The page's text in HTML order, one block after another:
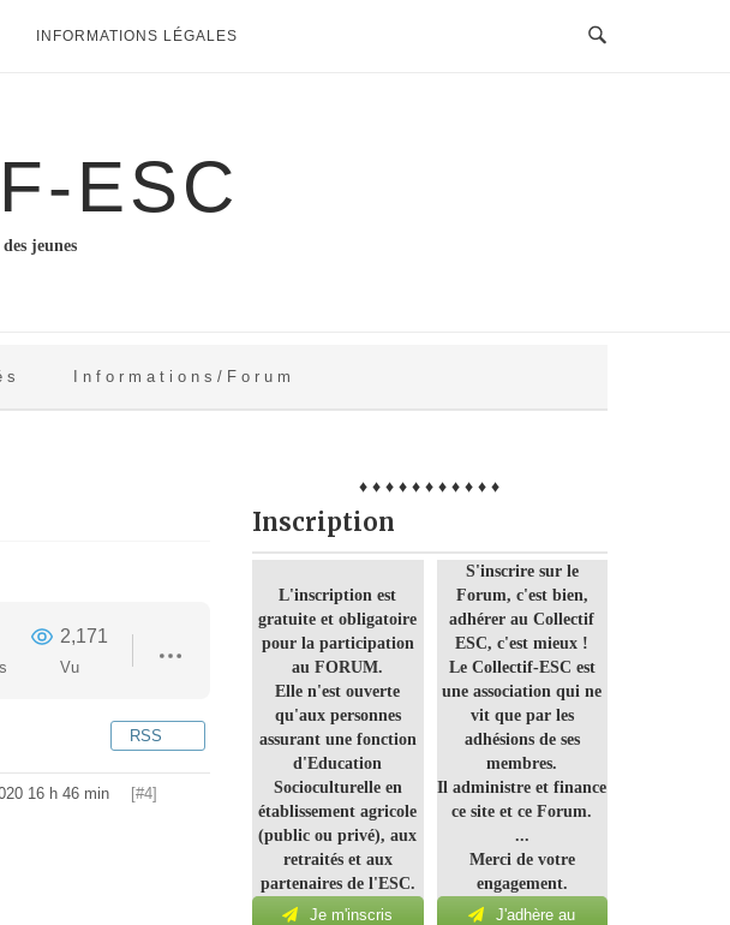
INFORMATIONS LÉGALES
ESC
jeunes
s I n f o r m a t i o n s / F o r u m
2,171
Vu
RSS
16 h 46 min [#4]
♦ ♦ ♦ ♦ ♦ ♦ ♦ ♦ ♦ ♦ ♦
Inscription
L'inscription est
gratuite et obligatoire
pour la participation
au FORUM.
Elle n'est ouverte
qu'aux personnes
assurant une fonction
d'Education
Socioculturelle en
établissement agricole
(public ou privé), aux
retraités et aux
partenaires de l'ESC.
Je m'inscris
S'inscrire sur le
Forum, c'est bien,
adhérer au Collectif
ESC, c'est mieux !
Le Collectif-ESC est
une association qui ne
vit que par les
adhésions de ses
membres.
Il administre et finance
ce site et ce Forum.
...
Merci de votre
engagement.
J'adhère au